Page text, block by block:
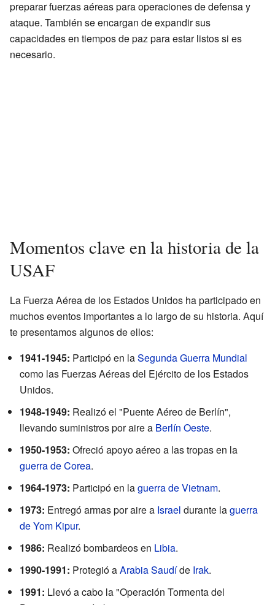
preparar fuerzas aéreas para operaciones de defensa y
ataque. También se encargan de expandir sus
capacidades en tiempos de paz para estar listos si es
necesario.
Momentos clave en la historia de la
USAF
La Fuerza Aérea de los Estados Unidos ha participado en
muchos eventos importantes a lo largo de su historia. Aquí
te presentamos algunos de ellos:
1941-1945: Participó en laSegunda Guerra Mundial
como las Fuerzas Aéreas del Ejército de los Estados
Unidos.
1948-1949: Realizó el "Puente Aéreo de Berlín",
llevando suministros por aire a Berlín Oeste.
1950-1953: Ofreció apoyo aéreo a las tropas en la
guerra de Corea.
1964-1973: Participó en laguerra de Vietnam.
1973: Entregó armas por aire a Israel durante laguerra
de Yom Kipur.
1986: Realizó bombardeos en Libia.
1990-1991: Protegió aArabia Saudíde Irak.
1991: Llevó a cabo la "Operación Tormenta del